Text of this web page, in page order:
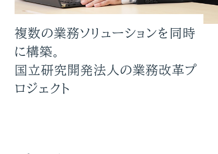
仕事紹介
アプリSE
インフラSE
複数の業務ソリューションを同時
に構築。
国立研究開発法人の業務改革プ
ロジェクト